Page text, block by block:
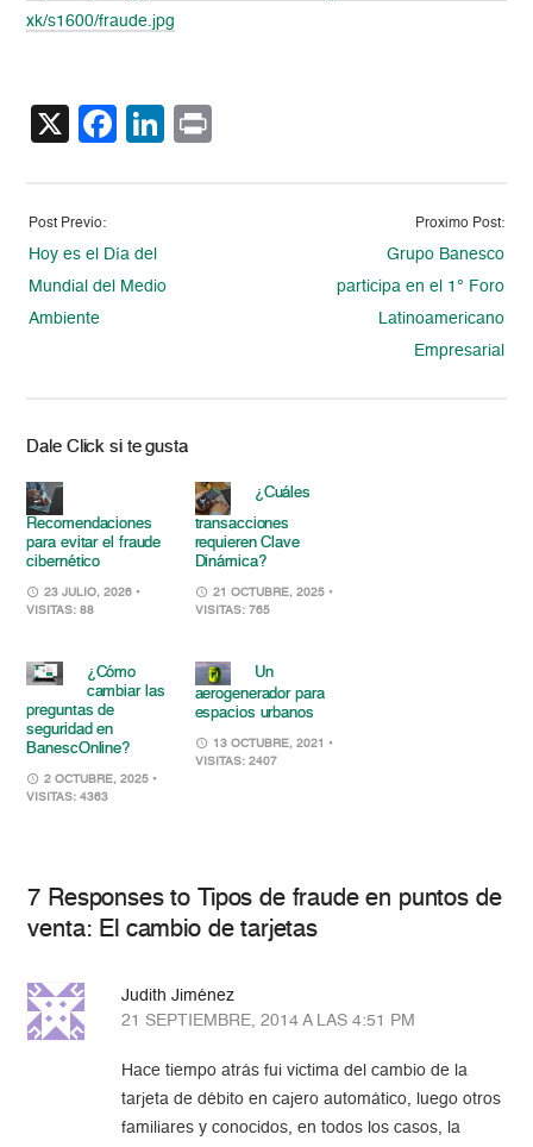
xk/s1600/fraude.jpg
X Facebook
LinkedIn
Post Previo:
Hoy es el Día del
Mundial del Medio
Ambiente
Proximo Post:
Grupo Banesco
participa en el 1° Foro
Latinoamericano
Empresarial
Dale Click si te gusta
Recomendaciones
para evitar el fraude
cibernético
23 JULIO, 2026 •
VISITAS: 88
¿Cuáles
transacciones
requieren Clave
Dinámica?
21 OCTUBRE, 2025 •
VISITAS: 765
¿Cómo
cambiar las
preguntas de
seguridad en
BanescOnline?
2 OCTUBRE, 2025 •
VISITAS: 4363
Un
aerogenerador para
espacios urbanos
13 OCTUBRE, 2021
•
VISITAS: 2407
7 Responses to Tipos de fraude en puntos de
venta: El cambio de tarjetas
Judith Jiménez
21 SEPTIEMBRE, 2014 A LAS 4:51 PM
Hace tiempo atrás fui victima del cambio de la
tarjeta de débito en cajero automático, luego otros
familiares y conocidos, en todos los casos, la